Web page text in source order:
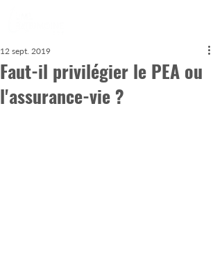
Faut-il privilégier le PEA ou
l'assurance-vie ?
12 sept. 2019